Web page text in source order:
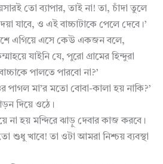
তো ব্যাপার, তাই না! তা, চাঁদা তুলে
যাবে, ও এই বাচ্চাটাকে পেলে দেবে।’
এগিয়ে এসে কেউ একজন বলে,
যাইনি যে, পুরো গ্রামের হিন্দুরা
পালতে পারবো না?’
পাগল মা’র মতো বোবা-কালা হয় নাকি?’
দিয়ে ওঠে।
না হয় মন্দিরে ঝাড়ু দেবার কাজ করবে।
শুধু খাবে! তা ওটা আমরা নিশ্চয় ব্যবস্থা